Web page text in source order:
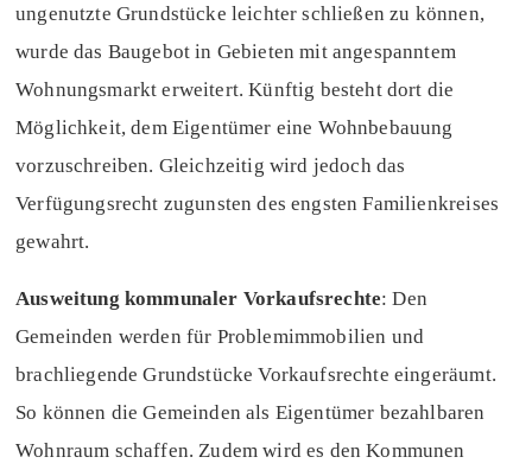
ungenutzte Grundstücke leichter schließen zu können,
wurde das Baugebot in Gebieten mit angespanntem
Wohnungsmarkt erweitert. Künftig besteht dort die
Möglichkeit, dem Eigentümer eine Wohnbebauung
vorzuschreiben. Gleichzeitig wird jedoch das
Verfügungsrecht zugunsten des engsten Familienkreises
gewahrt.
Ausweitung kommunaler Vorkaufsrechte: Den
Gemeinden werden für Problemimmobilien und
brachliegende Grundstücke Vorkaufsrechte eingeräumt.
So können die Gemeinden als Eigentümer bezahlbaren
Wohnraum schaffen. Zudem wird es den Kommunen